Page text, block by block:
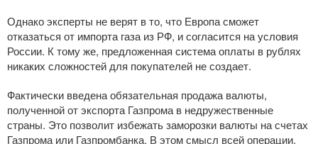
Однако эксперты не верят в то, что Европа сможет
отказаться от импорта газа из РФ, и согласится на условия
России. К тому же, предложенная система оплаты в рублях
никаких сложностей для покупателей не создает.
Фактически введена обязательная продажа валюты,
полученной от экспорта Газпрома в недружественные
страны. Это позволит избежать заморозки валюты на счетах
Газпрома или Газпромбанка. В этом смысл всей операции.